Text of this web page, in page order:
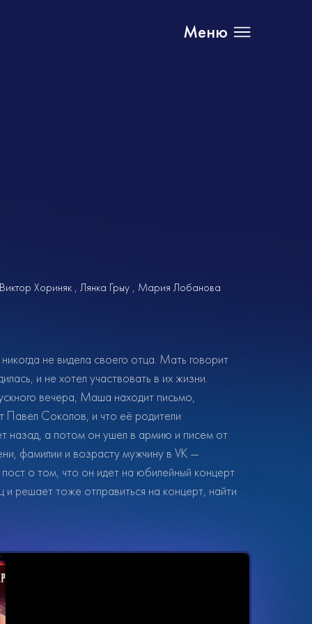
Меню
Хориняк Лянка Грыу Мария Лобанова
не видела своего отца. Мать говорит
и не хотел участвовать в их жизни.
вечера, Маша находит письмо,
Павел Соколов, и что её родители
назад, а потом он ушел в армию и писем от
фамилии и возрасту мужчину в VK —
о том, что он идет на юбилейный концерт
решает тоже отправиться на концерт, найти